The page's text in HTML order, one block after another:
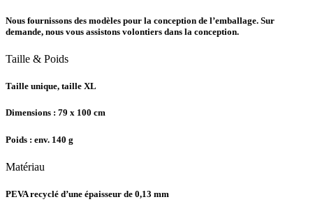
Nous fournissons des modèles pour la conception de l’emballage. Sur
demande, nous vous assistons volontiers dans la conception.
Taille & Poids
Taille unique, taille XL
Dimensions : 79 x 100 cm
Poids : env. 140 g
Matériau
PEVA recyclé d’une épaisseur de 0,13 mm